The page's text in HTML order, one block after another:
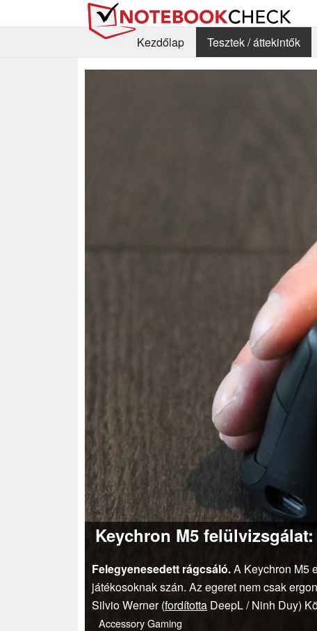
Kezdőlap
Tesztek / áttekintők
Keychron M5
Felegyenesedett rágcsáló.A Keychron M5
játékosoknak szán. Az egeret nem csak
Silvio Werner (fordította DeepL / Ninh Duy)
AccessoryGaming